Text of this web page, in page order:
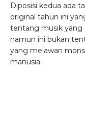
Diposisi kedua ada
original tahun ini
tentang musik yang
namun ini bukan
yang melawan
manusia.